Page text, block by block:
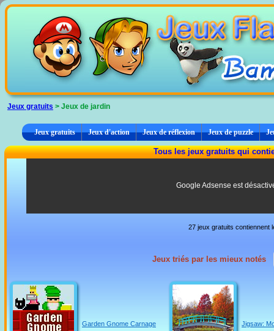
Jeux gratuits > Jeux de jardin
Jeux gratuits Jeux d'action Jeux de réflexion Jeux de puzzle
Tous les jeux gratuits qui
Google Adsense est
27 jeux gratuits contiennent
Jeux triés par les mieux notés
Garden Gnome Carnage Jigsaw:
Panneau de gestion des cookies